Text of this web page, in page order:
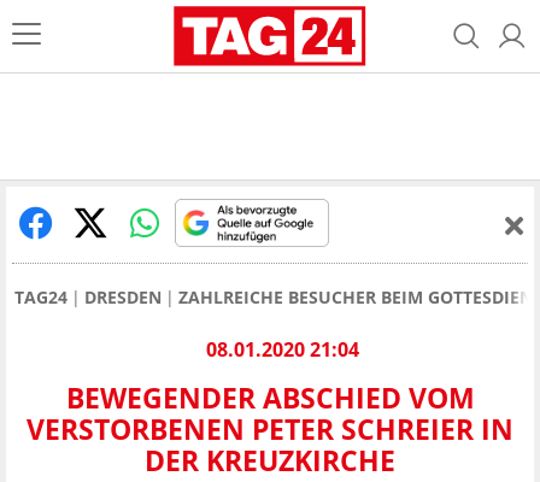
TAG24 DRESDEN ZAHLREICHE BESUCHER BEIM
08.01.2020 21:04
BEWEGENDER ABSCHIED VOM
VERSTORBENEN PETER SCHREIER IN
DER KREUZKIRCHE